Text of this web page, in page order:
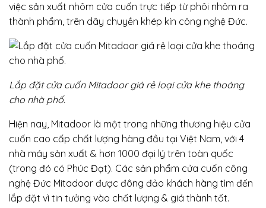
việc sản xuất nhôm cửa cuốn trực tiếp từ phôi nhôm ra
thành phẩm, trên dây chuyền khép kín công nghệ Đức.
Lắp đặt cửa cuốn Mitadoor giá rẻ loại cửa khe thoáng
cho nhà phố.
Hiện nay, Mitadoor là một trong những thương hiệu cửa
cuốn cao cấp chất lượng hàng đầu tại Việt Nam, với 4
nhà máy sản xuất & hơn 1000 đại lý trên toàn quốc
(trong đó có Phúc Đạt). Các sản phẩm cửa cuốn công
nghệ Đức Mitadoor được đông đảo khách hàng tìm đến
lắp đặt vì tin tưởng vào chất lượng & giá thành tốt.